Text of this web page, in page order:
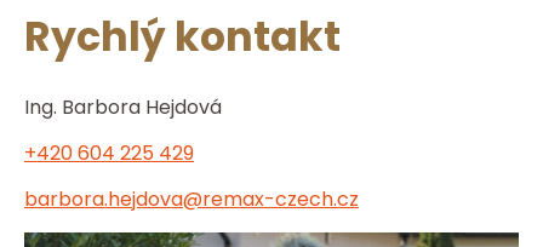
Rychlý kontakt
Ing. Barbora Hejdová
+420 604 225 429
barbora.hejdova@remax-czech.cz